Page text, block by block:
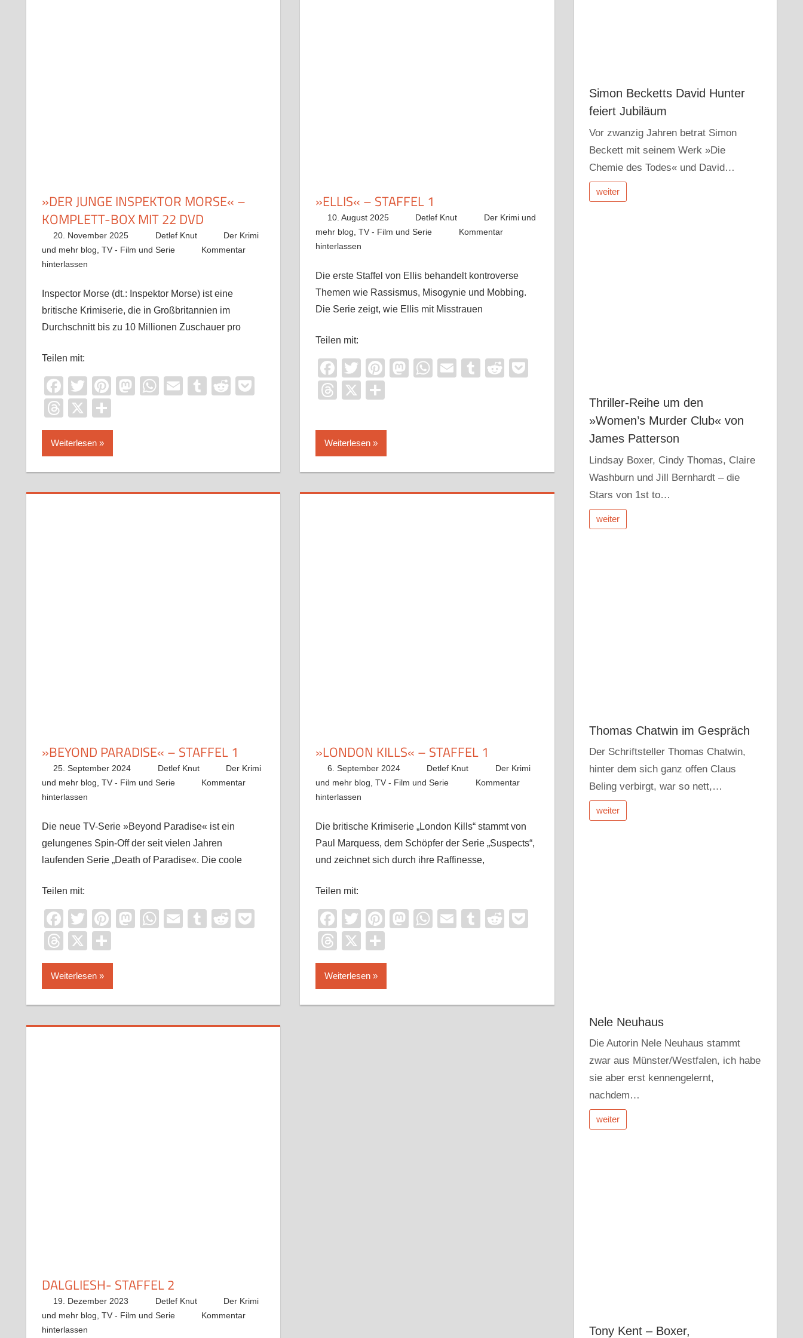
»DER JUNGE INSPEKTOR MORSE« –
KOMPLETT-BOX MIT 22 DVD
20. November 2025 Detlef Knut
Der Krimi
und mehr blog TV - Film und Serie
Kommentar
hinterlassen
Inspector Morse (dt.: Inspektor Morse) ist eine
britische Krimiserie, die in Großbritannien im
Durchschnitt bis zu 10 Millionen Zuschauer pro
Teilen mit:
Facebook
TwitterPinterest
Mastodon
WhatsApp
EmailTumblrReddit
Threads
X
Weiterlesen
»ELLIS« – STAFFEL 1
10. August 2025 Detlef Knut
Der Krimi und
mehr blog TV - Film und Serie
Kommentar
hinterlassen
Die erste Staffel von Ellis behandelt kontroverse
Themen wie Rassismus, Misogynie und Mobbing.
Die Serie zeigt, wie Ellis mit Misstrauen
Teilen mit:
Facebook
TwitterPinterest
Mastodon
WhatsApp
EmailTumblrReddit
Threads
X
Weiterlesen
»BEYOND PARADISE« – STAFFEL 1
25. September 2024 Detlef Knut
Der Krimi
und mehr blog TV - Film und Serie
Kommentar
hinterlassen
Die neue TV-Serie »Beyond Paradise« ist ein
gelungenes Spin-Off der seit vielen Jahren
laufenden Serie „Death of Paradise«. Die coole
Teilen mit:
Facebook
TwitterPinterest
Mastodon
WhatsApp
EmailTumblrReddit
Threads
X
Weiterlesen
»LONDON KILLS« – STAFFEL 1
6. September 2024 Detlef Knut
Der Krimi
und mehr blog TV - Film und Serie
Kommentar
hinterlassen
Die britische Krimiserie „London Kills“ stammt von
Paul Marquess, dem Schöpfer der Serie „Suspects“,
und zeichnet sich durch ihre Raffinesse,
Teilen mit:
Facebook
TwitterPinterest
Mastodon
WhatsApp
EmailTumblrReddit
Threads
X
Weiterlesen
DALGLIESH- STAFFEL 2
19. Dezember 2023 Detlef Knut
Der Krimi
und mehr blog TV - Film und Serie
Kommentar
hinterlassen
Simon Becketts David Hunter
feiert Jubiläum
Vor zwanzig Jahren betrat Simon
Beckett mit seinem Werk »Die
Chemie des Todes« und David…
weiter
Thriller-Reihe um den
»Women’s Murder Club« von
James Patterson
Lindsay Boxer, Cindy Thomas, Claire
Washburn und Jill Bernhardt – die
Stars von 1st to…
weiter
Thomas Chatwin im Gespräch
Der Schriftsteller Thomas Chatwin,
hinter dem sich ganz offen Claus
Beling verbirgt, war so nett,…
weiter
Nele Neuhaus
Die Autorin Nele Neuhaus stammt
zwar aus Münster/Westfalen, ich habe
sie aber erst kennengelernt,
nachdem…
weiter
Tony Kent – Boxer,